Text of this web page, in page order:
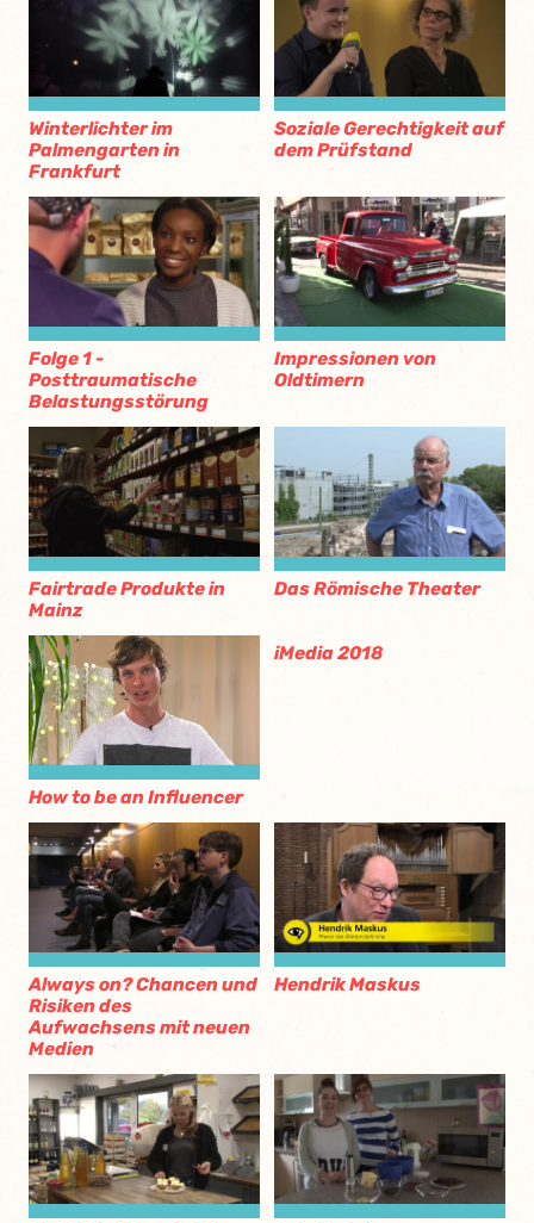
Winterlichter im
Palmengarten in
Frankfurt
Soziale Gerechtigkeit auf
dem Prüfstand
Folge 1 -
Posttraumatische
Belastungsstörung
Impressionen von
Oldtimern
Fairtrade Produkte in
Mainz
Das Römische Theater
How to be an Influencer
iMedia 2018
Always on? Chancen und
Risiken des
Aufwachsens mit neuen
Medien
Hendrik Maskus